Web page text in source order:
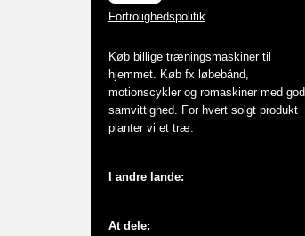
Fortrolighedspolitik
Køb billige træningsmaskiner til
hjemmet. Køb fx løbebånd,
motionscykler og romaskiner med god
samvittighed. For hvert solgt produkt
planter vi et træ.
I andre lande:
At dele: